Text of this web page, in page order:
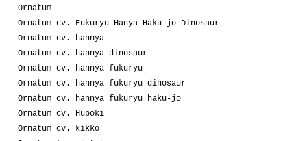
Ornatum
Ornatum cv. Fukuryu Hanya Haku-jo Dinosaur
Ornatum cv. hannya
Ornatum cv. hannya dinosaur
Ornatum cv. hannya fukuryu
Ornatum cv. hannya fukuryu dinosaur
Ornatum cv. hannya fukuryu haku-jo
Ornatum cv. Huboki
Ornatum cv. kikko